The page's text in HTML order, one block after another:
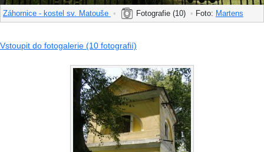
Záhornice - kostel sv. Matouše • Fotografie (10) • Foto: Martens
Vstoupit do fotogalerie (10 fotografií)